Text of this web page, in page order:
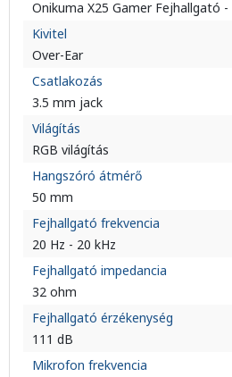
Onikuma X25 Gamer Fejhallgató -
Kivitel
Over-Ear
Csatlakozás
3.5 mm jack
Világítás
RGB világítás
Hangszóró átmérő
50 mm
Fejhallgató frekvencia
20 Hz - 20 kHz
Fejhallgató impedancia
32 ohm
Fejhallgató érzékenység
111 dB
Mikrofon frekvencia